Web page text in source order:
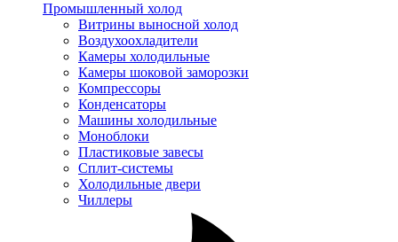
Промышленный холод
Витрины выносной холод
Воздухоохладители
Камеры холодильные
Камеры шоковой заморозки
Компрессоры
Конденсаторы
Машины холодильные
Моноблоки
Пластиковые завесы
Сплит-системы
Холодильные двери
Чиллеры